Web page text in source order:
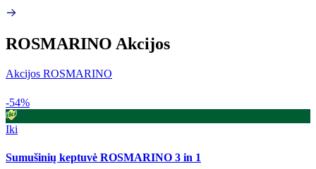
ROSMARINO Akcijos
Akcijos ROSMARINO
-54%
Iki
Sumušinių keptuvė ROSMARINO 3 in 1